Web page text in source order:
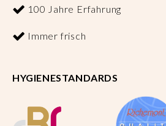
100 Jahre Erfahrung
Immer frisch
HYGIENESTANDARDS